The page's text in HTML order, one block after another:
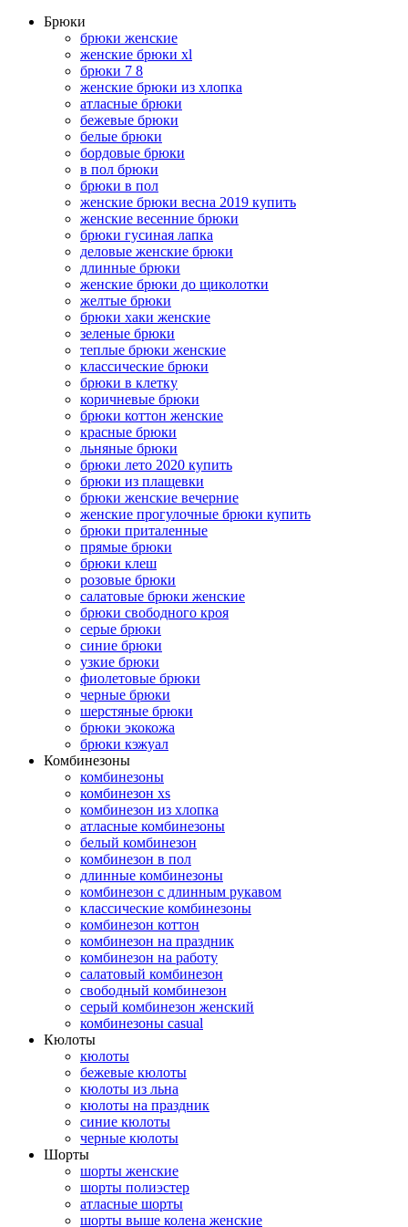
Брюки
брюки женские
женские брюки xl
брюки 7 8
женские брюки из хлопка
атласные брюки
бежевые брюки
белые брюки
бордовые брюки
в пол брюки
брюки в пол
женские брюки весна 2019 купить
женские весенние брюки
брюки гусиная лапка
деловые женские брюки
длинные брюки
женские брюки до щиколотки
желтые брюки
брюки хаки женские
зеленые брюки
теплые брюки женские
классические брюки
брюки в клетку
коричневые брюки
брюки коттон женские
красные брюки
льняные брюки
брюки лето 2020 купить
брюки из плащевки
брюки женские вечерние
женские прогулочные брюки купить
брюки приталенные
прямые брюки
брюки клеш
розовые брюки
салатовые брюки женские
брюки свободного кроя
серые брюки
синие брюки
узкие брюки
фиолетовые брюки
черные брюки
шерстяные брюки
брюки экокожа
брюки кэжуал
Комбинезоны
комбинезоны
комбинезон xs
комбинезон из хлопка
атласные комбинезоны
белый комбинезон
комбинезон в пол
длинные комбинезоны
комбинезон с длинным рукавом
классические комбинезоны
комбинезон коттон
комбинезон на праздник
комбинезон на работу
салатовый комбинезон
свободный комбинезон
серый комбинезон женский
комбинезоны casual
Кюлоты
кюлоты
бежевые кюлоты
кюлоты из льна
кюлоты на праздник
синие кюлоты
черные кюлоты
Шорты
шорты женские
шорты полиэстер
атласные шорты
шорты выше колена женские